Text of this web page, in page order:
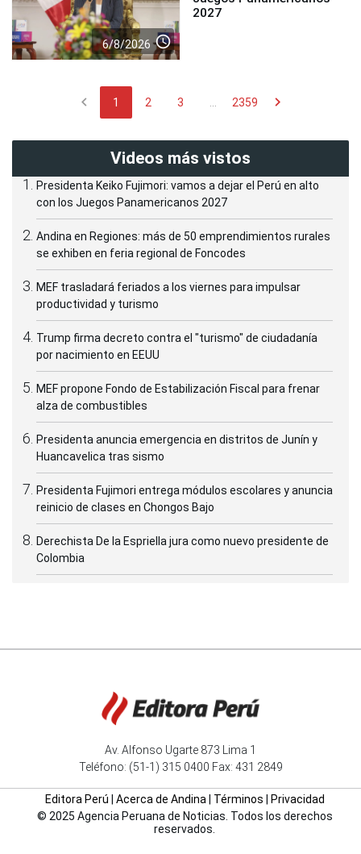
6/8/2026 access_time
2027
chevron_left 1 2 3 ... 2359 chevron_right
Videos más vistos
Presidenta Keiko Fujimori: vamos a dejar el Perú en alto
con los Juegos Panamericanos 2027
Andina en Regiones: más de 50 emprendimientos rurales
se exhiben en feria regional de Foncodes
MEF trasladará feriados a los viernes para impulsar
productividad y turismo
Trump firma decreto contra el "turismo" de ciudadanía
por nacimiento en EEUU
MEF propone Fondo de Estabilización Fiscal para frenar
alza de combustibles
Presidenta anuncia emergencia en distritos de Junín y
Huancavelica tras sismo
Presidenta Fujimori entrega módulos escolares y anuncia
reinicio de clases en Chongos Bajo
Derechista De la Espriella jura como nuevo presidente de
Colombia
Av. Alfonso Ugarte 873 Lima 1
Teléfono: (51-1) 315 0400 Fax: 431 2849
Editora Perú Acerca de Andina| Términos
Privacidad
© 2025 Agencia Peruana de Noticias. Todos los derechos
reservados.